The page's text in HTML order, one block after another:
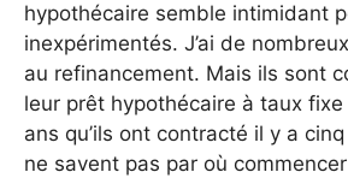
hypothécaire semble intimidant
inexpérimentés. J’ai de
au refinancement. Mais ils sont
leur prêt hypothécaire à taux
ans qu’ils ont contracté il y a cinq
ne savent pas par où